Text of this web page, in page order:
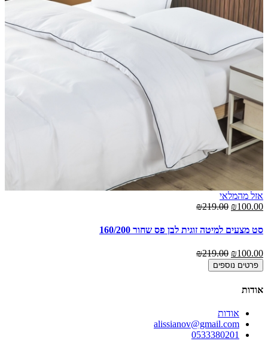
אזל מהמלאי
₪100.00
₪219.00
סט מצעים למיטה זוגית לבן פס שחור 160/200
₪100.00
₪219.00
פרטים נוספים
אודות
אודות
alissianov@gmail.com
0533380201